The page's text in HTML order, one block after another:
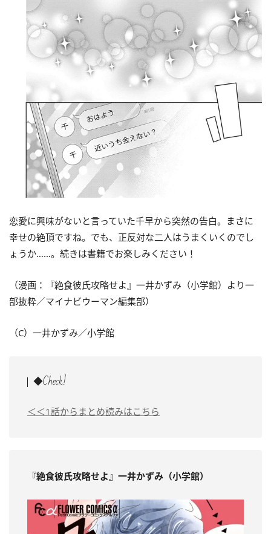
恋愛に興味がないと言っていた千早から突然の告白。まさに
幸せの絶頂ですね。でも、正反対な二人はうまくいくのでし
ょうか……。続きは書籍でお楽しみください！
（漫画：『絶食彼氏攻略せよ』一井かずみ（小学館）より一
部抜粋／マイナビウーマン編集部）
（C）一井かずみ／小学館
◆Check!
＜＜1話からまとめ読みはこちら
『絶食彼氏攻略せよ』一井かずみ（小学館）